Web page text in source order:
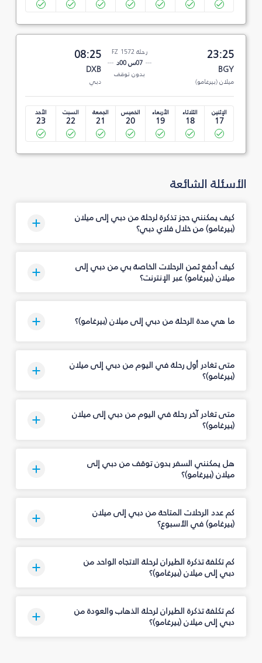
23:25
BGY
ميلان (بيرغامو)
رحلة FZ 1572
07س 00د
بدون توقف
08:25
DXB
دبي
الإثنين
17
الثلاثاء
18
الأربعاء
19
الخميس
20
الجمعة
21
السبت
22
الأحد
23
الأسئلة الشائعة
كيف يمكنني حجز تذكرة لرحلة من دبي إلى ميلان
(بيرغامو) من خلال فلاي دبي؟
كيف أدفع ثمن الرحلات الخاصة بي من دبي إلى
ميلان (بيرغامو) عبر الإنترنت؟
ما هي مدة الرحلة من دبي إلى ميلان (بيرغامو)؟
متى تغادر أول رحلة في اليوم من دبي إلى ميلان
(بيرغامو)؟
متى تغادر آخر رحلة في اليوم من دبي إلى ميلان
(بيرغامو)؟
هل يمكنني السفر بدون توقف من دبي إلى
ميلان (بيرغامو)؟
كم عدد الرحلات المتاحة من دبي إلى ميلان
(بيرغامو) في الأسبوع؟
كم تكلفة تذكرة الطيران لرحلة الاتجاه الواحد من
دبي إلى ميلان (بيرغامو)؟
كم تكلفة تذكرة الطيران لرحلة الذهاب والعودة من
دبي إلى ميلان (بيرغامو)؟